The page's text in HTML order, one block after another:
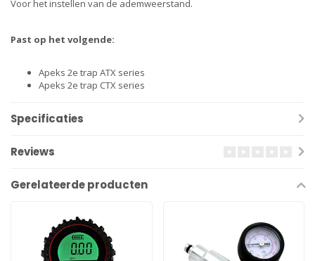
Voor het instellen van de ademweerstand.
Past op het volgende:
Apeks 2e trap ATX series
Apeks 2e trap CTX series
Specificaties
Reviews
Gerelateerde producten